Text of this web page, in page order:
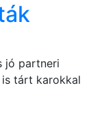
jó partneri
is tárt karokkal